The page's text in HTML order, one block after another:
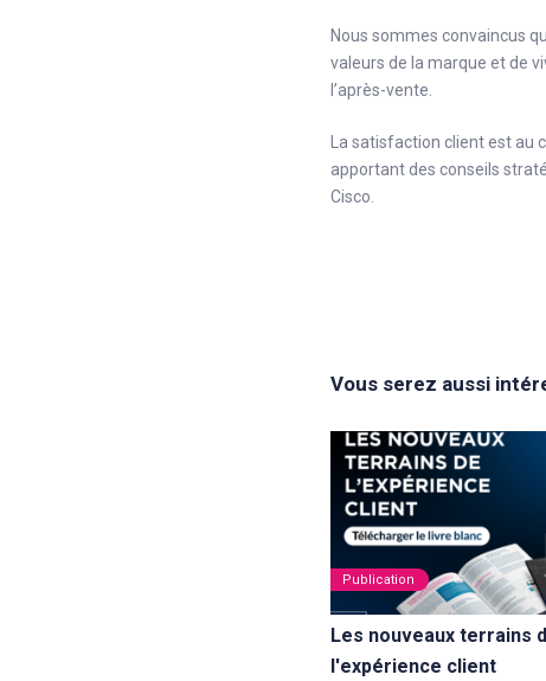
Nous sommes convaincus
valeurs de la marque et de
l’après-vente.
La satisfaction client est au
apportant des conseils
Cisco.
Vous serez aussi
Publication
Les nouveaux terrains
l'expérience client